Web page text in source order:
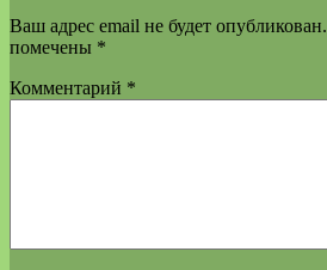
Ваш адрес email не будет опубликован.
помечены *
Комментарий *